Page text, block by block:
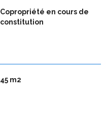
Copropriété en cours de
constitution
45 m2